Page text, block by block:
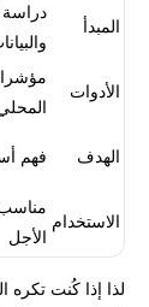
المبدأ
دراسة
الأدوات
الهدف فهم
الاستخدام
مناسب
الأجل
لذا إذا كُنت تكره